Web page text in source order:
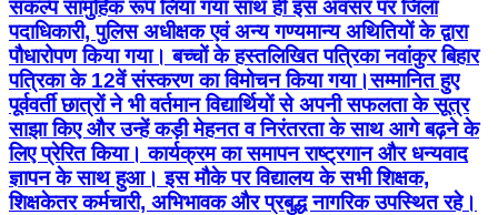
संकल्प सामुहिक रूप लिया गया साथ ही इस अवसर पर जिला
पदाधिकारी, पुलिस अधीक्षक एवं अन्य गण्यमान्य अथितियों के द्वारा
पौधारोपण किया गया। बच्चों के हस्तलिखित पत्रिका नवांकुर बिहार
पत्रिका के 12वें संस्करण का विमोचन किया गया।सम्मानित हुए
पूर्ववर्ती छात्रों ने भी वर्तमान विद्यार्थियों से अपनी सफलता के सूत्र
साझा किए और उन्हें कड़ी मेहनत व निरंतरता के साथ आगे बढ़ने के
लिए प्रेरित किया। कार्यक्रम का समापन राष्ट्रगान और धन्यवाद
ज्ञापन के साथ हुआ। इस मौके पर विद्यालय के सभी शिक्षक,
शिक्षकेतर कर्मचारी, अभिभावक और प्रबुद्ध नागरिक उपस्थित रहे।